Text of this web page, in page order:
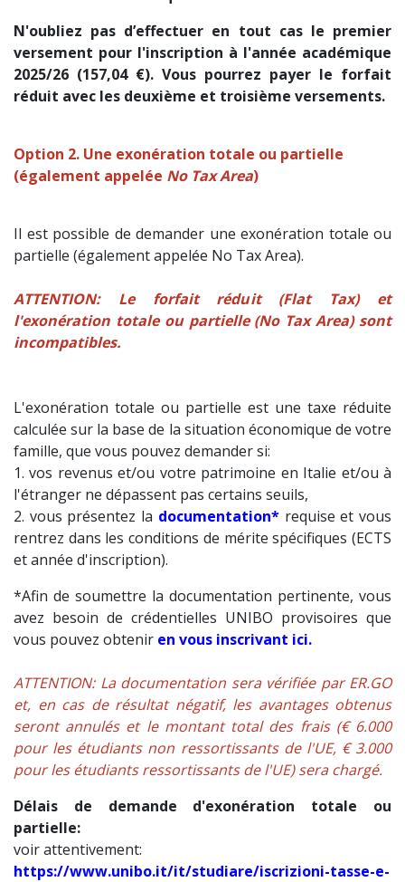
N'oubliez pas d’effectuer en tout cas le premier
versement pour l'inscription à l'année académique
2025/26 (157,04 €). Vous pourrez payer le forfait
réduit avec les deuxième et troisième versements.
Option 2. Une exonération totale ou partielle
(également appelée No Tax Area)
Il est possible de demander une exonération totale ou
partielle (également appelée No Tax Area).
ATTENTION: Le forfait réduit (Flat Tax) et
l'exonération totale ou partielle (No Tax Area) sont
incompatibles.
L'exonération totale ou partielle est une taxe réduite
calculée sur la base de la situation économique de votre
famille, que vous pouvez demander si:
1. vos revenus et/ou votre patrimoine en Italie et/ou à
l'étranger ne dépassent pas certains seuils,
2. vous présentez la documentation*requise et vous
rentrez dans les conditions de mérite spécifiques (ECTS
et année d'inscription).
*Afin de soumettre la documentation pertinente, vous
avez besoin de crédentielles UNIBO provisoires que
vous pouvez obtenir en vous inscrivant ici.
ATTENTION: La documentation sera vérifiée par ER.GO
et, en cas de résultat négatif, les avantages obtenus
seront annulés et le montant total des frais (€ 6.000
pour les étudiants non ressortissants de l'UE, € 3.000
pour les étudiants ressortissants de l'UE) sera chargé.
Délais de demande d'exonération totale ou
partielle:
voir attentivement:
https://www.unibo.it/it/studiare/iscrizioni-tasse-e-